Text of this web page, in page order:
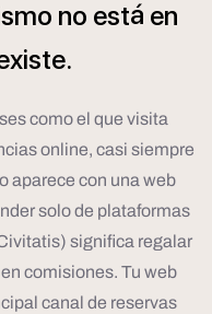
no está en
como el que visita
online, casi siempre
aparece con una web
solo de plataformas
significa regalar
comisiones. Tu web
canal de reservas